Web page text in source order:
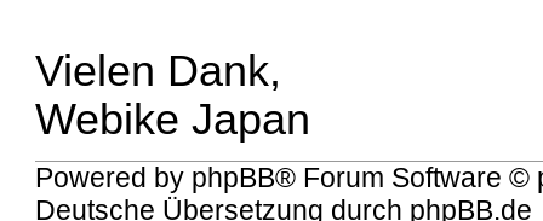
Vielen Dank,
Webike Japan
Powered by phpBB® Forum Software ©
Deutsche Übersetzung durch phpBB.de